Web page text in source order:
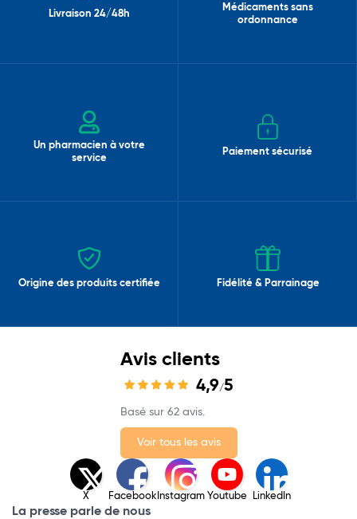
Livraison 24/48h
Médicaments sans
ordonnance
Un pharmacien à votre
service
Paiement sécurisé
Origine des produits certifiée Fidélité & Parrainage
Avis clients
4,9/5
Basé sur 62 avis.
Voir tous les avis
X Facebook Instagram Youtube LinkedIn
La presse parle de nous